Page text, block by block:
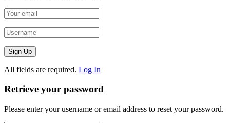
All fields are required. Log In
Retrieve your password
Please enter your username or email address to reset your password.